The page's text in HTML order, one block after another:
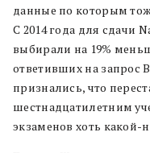
данные по которым
С 2014 года для сдачи
выбирали на 19%
ответивших на запрос
признались, что
шестнадцатилетним
экзаменов хоть